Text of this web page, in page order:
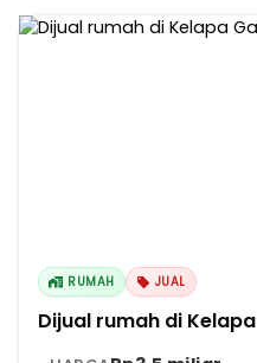
RUMAH JUAL
Dijual rumah di